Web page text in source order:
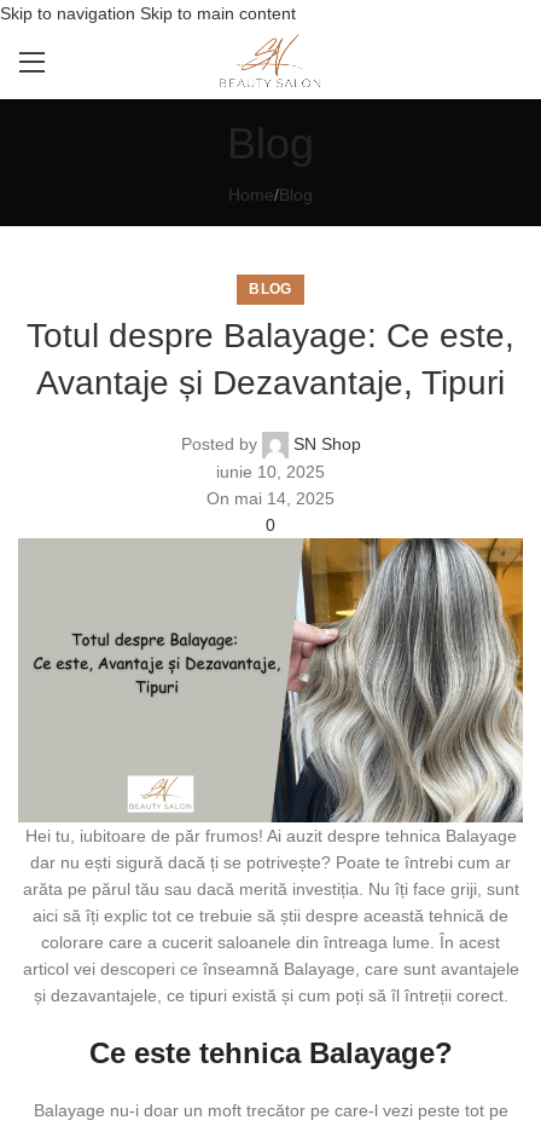
Skip to navigation Skip to main content
Blog
Home/Blog
BLOG
Totul despre Balayage: Ce este,
Avantaje și Dezavantaje, Tipuri
Posted by
SN Shop
iunie 10, 2025
On mai 14, 2025
0
Hei tu, iubitoare de păr frumos! Ai auzit despre tehnica Balayage
dar nu ești sigură dacă ți se potrivește? Poate te întrebi cum ar
arăta pe părul tău sau dacă merită investiția. Nu îți face griji, sunt
aici să îți explic tot ce trebuie să știi despre această tehnică de
colorare care a cucerit saloanele din întreaga lume. În acest
articol vei descoperi ce înseamnă Balayage, care sunt avantajele
și dezavantajele, ce tipuri există și cum poți să îl întreții corect.
Ce este tehnica Balayage?
Balayage nu-i doar un moft trecător pe care-l vezi peste tot pe